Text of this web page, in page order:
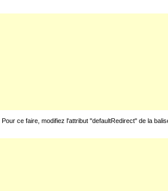
ce faire, modifiez l'attribut "defaultRedirect" de la